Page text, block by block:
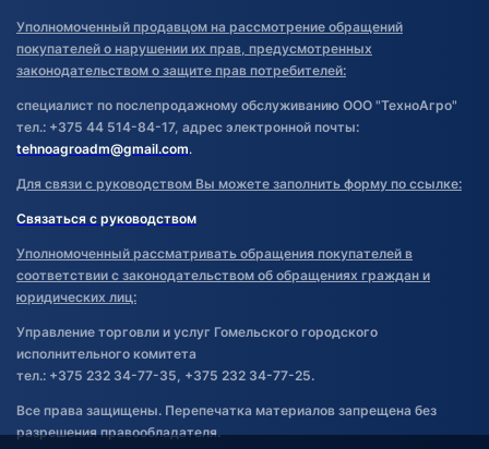
Уполномоченный продавцом на рассмотрение обращений
покупателей о нарушении их прав, предусмотренных
законодательством о защите прав потребителей:
специалист по послепродажному обслуживанию ООО "ТехноАгро"
тел.: +375 44 514-84-17, адрес электронной почты:
tehnoagroadm@gmail.com.
Для связи с руководством Вы можете заполнить форму по ссылке:
Связаться с руководством
Уполномоченный рассматривать обращения покупателей в
соответствии с законодательством об обращениях граждан и
юридических лиц:
Управление торговли и услуг Гомельского городского
исполнительного комитета
тел.: +375 232 34-77-35, +375 232 34-77-25.
Все права защищены. Перепечатка материалов запрещена без
разрешения правообладателя.